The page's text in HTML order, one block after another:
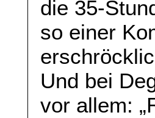
die 35-
so einer
Und bei
vor allem: